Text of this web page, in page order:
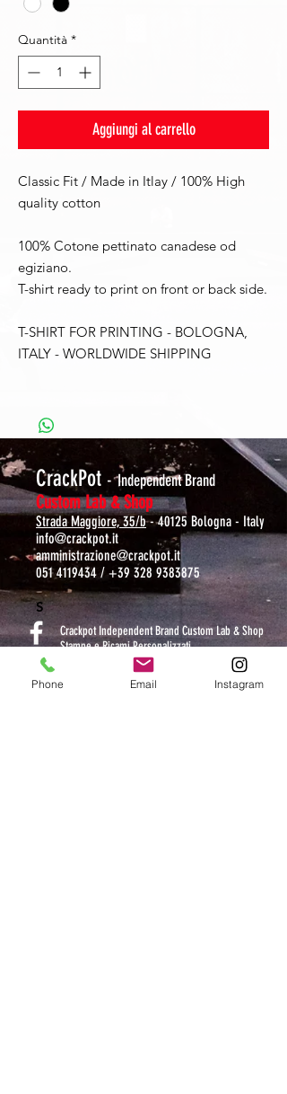
Quantità *
Aggiungi al carrello
Classic Fit / Made in Itlay / 100% High
quality cotton
100% Cotone pettinato canadese od
egiziano.
T-shirt ready to print on front or back side.
T-SHIRT FOR PRINTING - BOLOGNA,
ITALY - WORLDWIDE SHIPPING
CrackPot - Independent Brand
Custom Lab & Shop
Strada Maggiore, 35/b- 40125 Bologna - Italy
info@crackpot.it
amministrazione@crackpot.it
051 4119434 / +39 328 9383875
S
Crackpot Independent Brand Custom Lab & Shop
Stampe e Ricami Personalizzati
Phone Email Instagram